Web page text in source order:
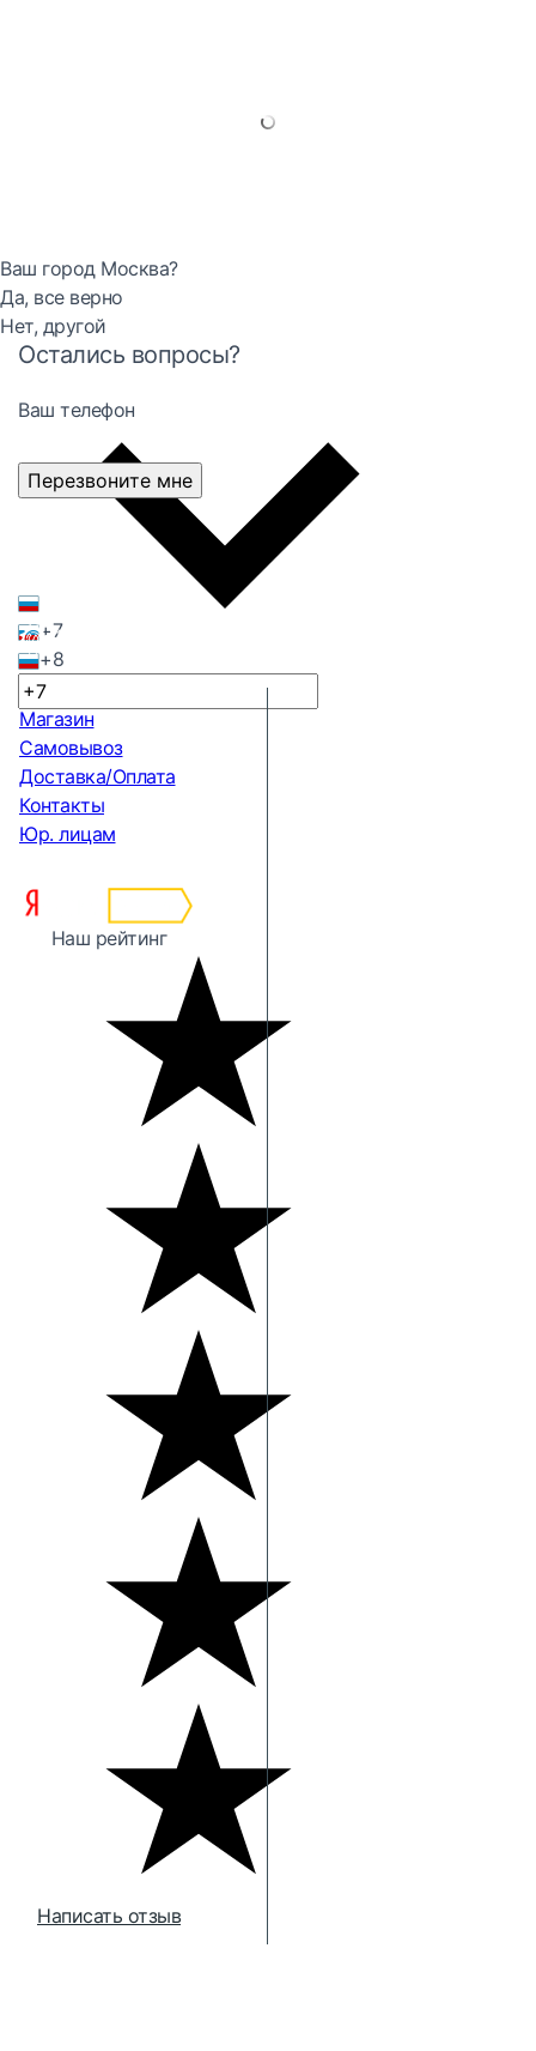
Ваш город Москва?
Да, все верно
Нет, другой
Остались вопросы?
Ваш телефон
+7
+8
Перезвоните мне
Магазин
Самовывоз
Доставка/Оплата
Контакты
Юр. лицам
Наш рейтинг
Написать отзыв